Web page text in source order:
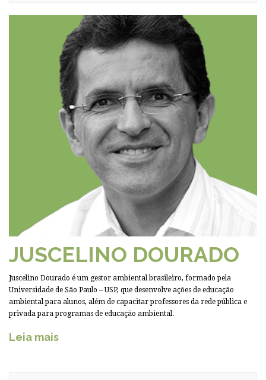
JUSCELINO DOURADO
Juscelino Dourado é um gestor ambiental brasileiro, formado pela
Universidade de São Paulo – USP, que desenvolve ações de educação
ambiental para alunos, além de capacitar professores da rede pública e
privada para programas de educação ambiental.
Leia mais